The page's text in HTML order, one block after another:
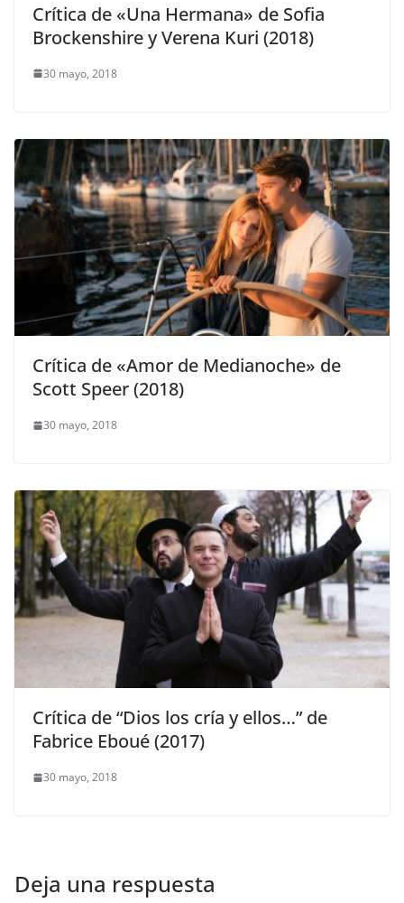
Crítica de «Una Hermana» de Sofia
Brockenshire y Verena Kuri (2018)
30 mayo, 2018
Crítica de «Amor de Medianoche» de
Scott Speer (2018)
30 mayo, 2018
Crítica de “Dios los cría y ellos…” de
Fabrice Eboué (2017)
30 mayo, 2018
Deja una respuesta